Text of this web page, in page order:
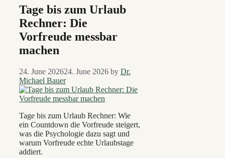
Tage bis zum Urlaub
Rechner: Die
Vorfreude messbar
machen
24. June 202624. June 2026 by Dr.
Michael Bauer
Tage bis zum Urlaub Rechner: Wie
ein Countdown die Vorfreude steigert,
was die Psychologie dazu sagt und
warum Vorfreude echte Urlaubstage
addiert.